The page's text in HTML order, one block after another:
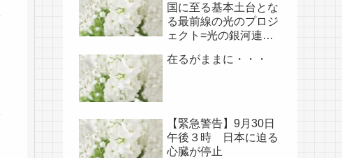
国に至る基本土台とな
る最前線の光のプロジ
ェクト=光の銀河連盟
ち、宇宙規模での壮大
在るがままに・・・
【緊急警告】9月30日
午後３時 日本に迫る
心臓が停止